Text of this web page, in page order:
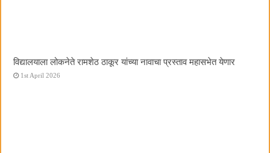
विद्यालयाला लोकनेते रामशेठ ठाकूर यांच्या नावाचा प्रस्ताव महासभेत येणार
1st April 2026